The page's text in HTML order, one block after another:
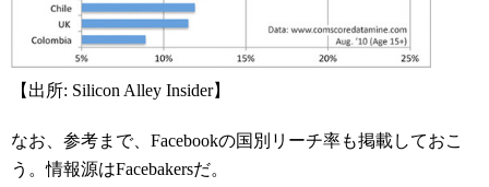
【出所: Silicon Alley Insider】
なお、参考まで、Facebookの国別リーチ率も掲載しておこ
う。情報源はFacebakersだ。